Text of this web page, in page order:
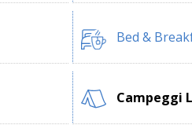
Bed &
Campeggi